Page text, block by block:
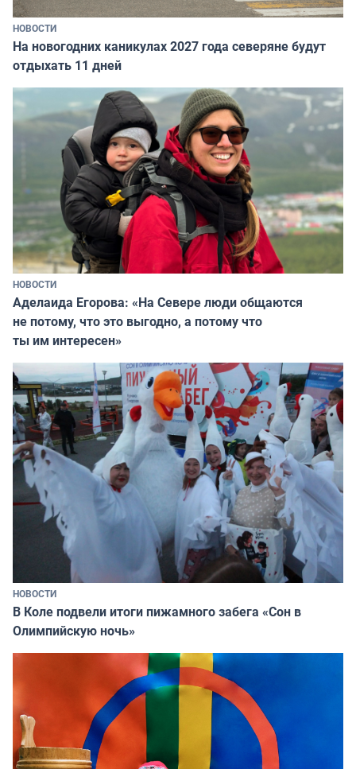
НОВОСТИ
На новогодних каникулах 2027 года северяне будут
отдыхать 11 дней
НОВОСТИ
Аделаида Егорова: «На Севере люди общаются
не потому, что это выгодно, а потому что
ты им интересен»
НОВОСТИ
В Коле подвели итоги пижамного забега «Сон в
Олимпийскую ночь»